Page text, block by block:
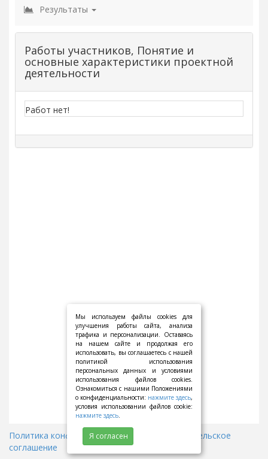
Результаты
Работы участников, Понятие и
основные характеристики проектной
деятельности
Работ нет!
Политика конфиденциальности
Пользовательское
соглашение
Мы используем файлы cookies для
улучшения работы сайта, анализа
трафика и персонализации. Оставаясь
на нашем сайте и продолжая его
использовать, вы соглашаетесь с нашей
политикой использования
персональных данных и условиями
использования файлов cookies.
Ознакомиться с нашими Положениями
о конфиденциальности: нажмите здесь,
условия использовании файлов cookie:
нажмите здесь.
Я согласен